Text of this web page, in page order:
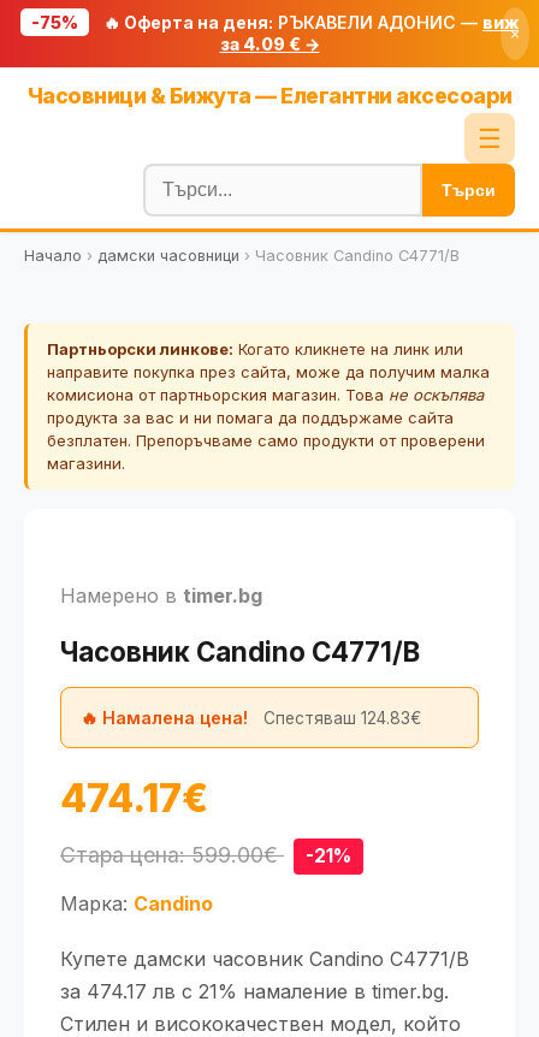
-75% 🔥 Оферта на деня: РЪКАВЕЛИ АДОНИС — виж
за 4.09 € →
×
Часовници & Бижута — Елегантни аксесоари
☰
Блог
🧮 Калкулатори
🔍 Намери продукт
🎟️ Купони
Търси
Начало › дамски часовници › Часовник Candino C4771/B
Партньорски линкове: Когато кликнете на линк или
направите покупка през сайта, може да получим малка
комисиона от партньорския магазин. Това не оскъпява
продукта за вас и ни помага да поддържаме сайта
безплатен. Препоръчваме само продукти от проверени
магазини.
Намерено в timer.bg
Часовник Candino C4771/B
🔥 Намалена цена! Спестяваш 124.83€
474.17€
Стара цена: 599.00€ -21%
Марка: Candino
Купете дамски часовник Candino C4771/B
за 474.17 лв с 21% намаление в timer.bg.
Стилен и висококачествен модел, който